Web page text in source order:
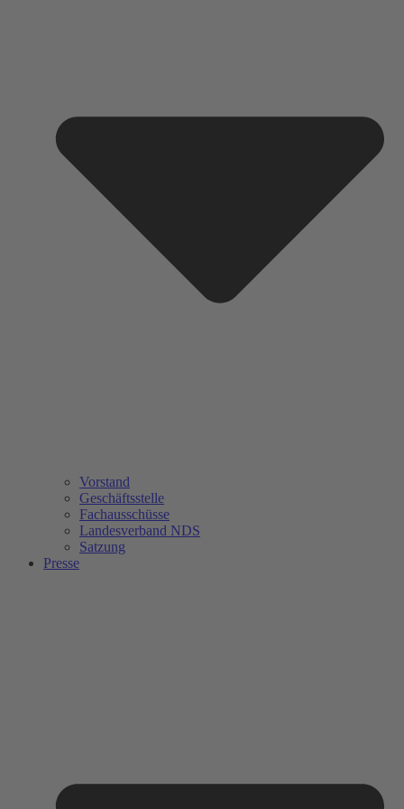
Vorstand
Geschäftsstelle
Fachausschüsse
Landesverband NDS
Satzung
Presse